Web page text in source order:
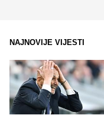
NAJNOVIJE VIJESTI